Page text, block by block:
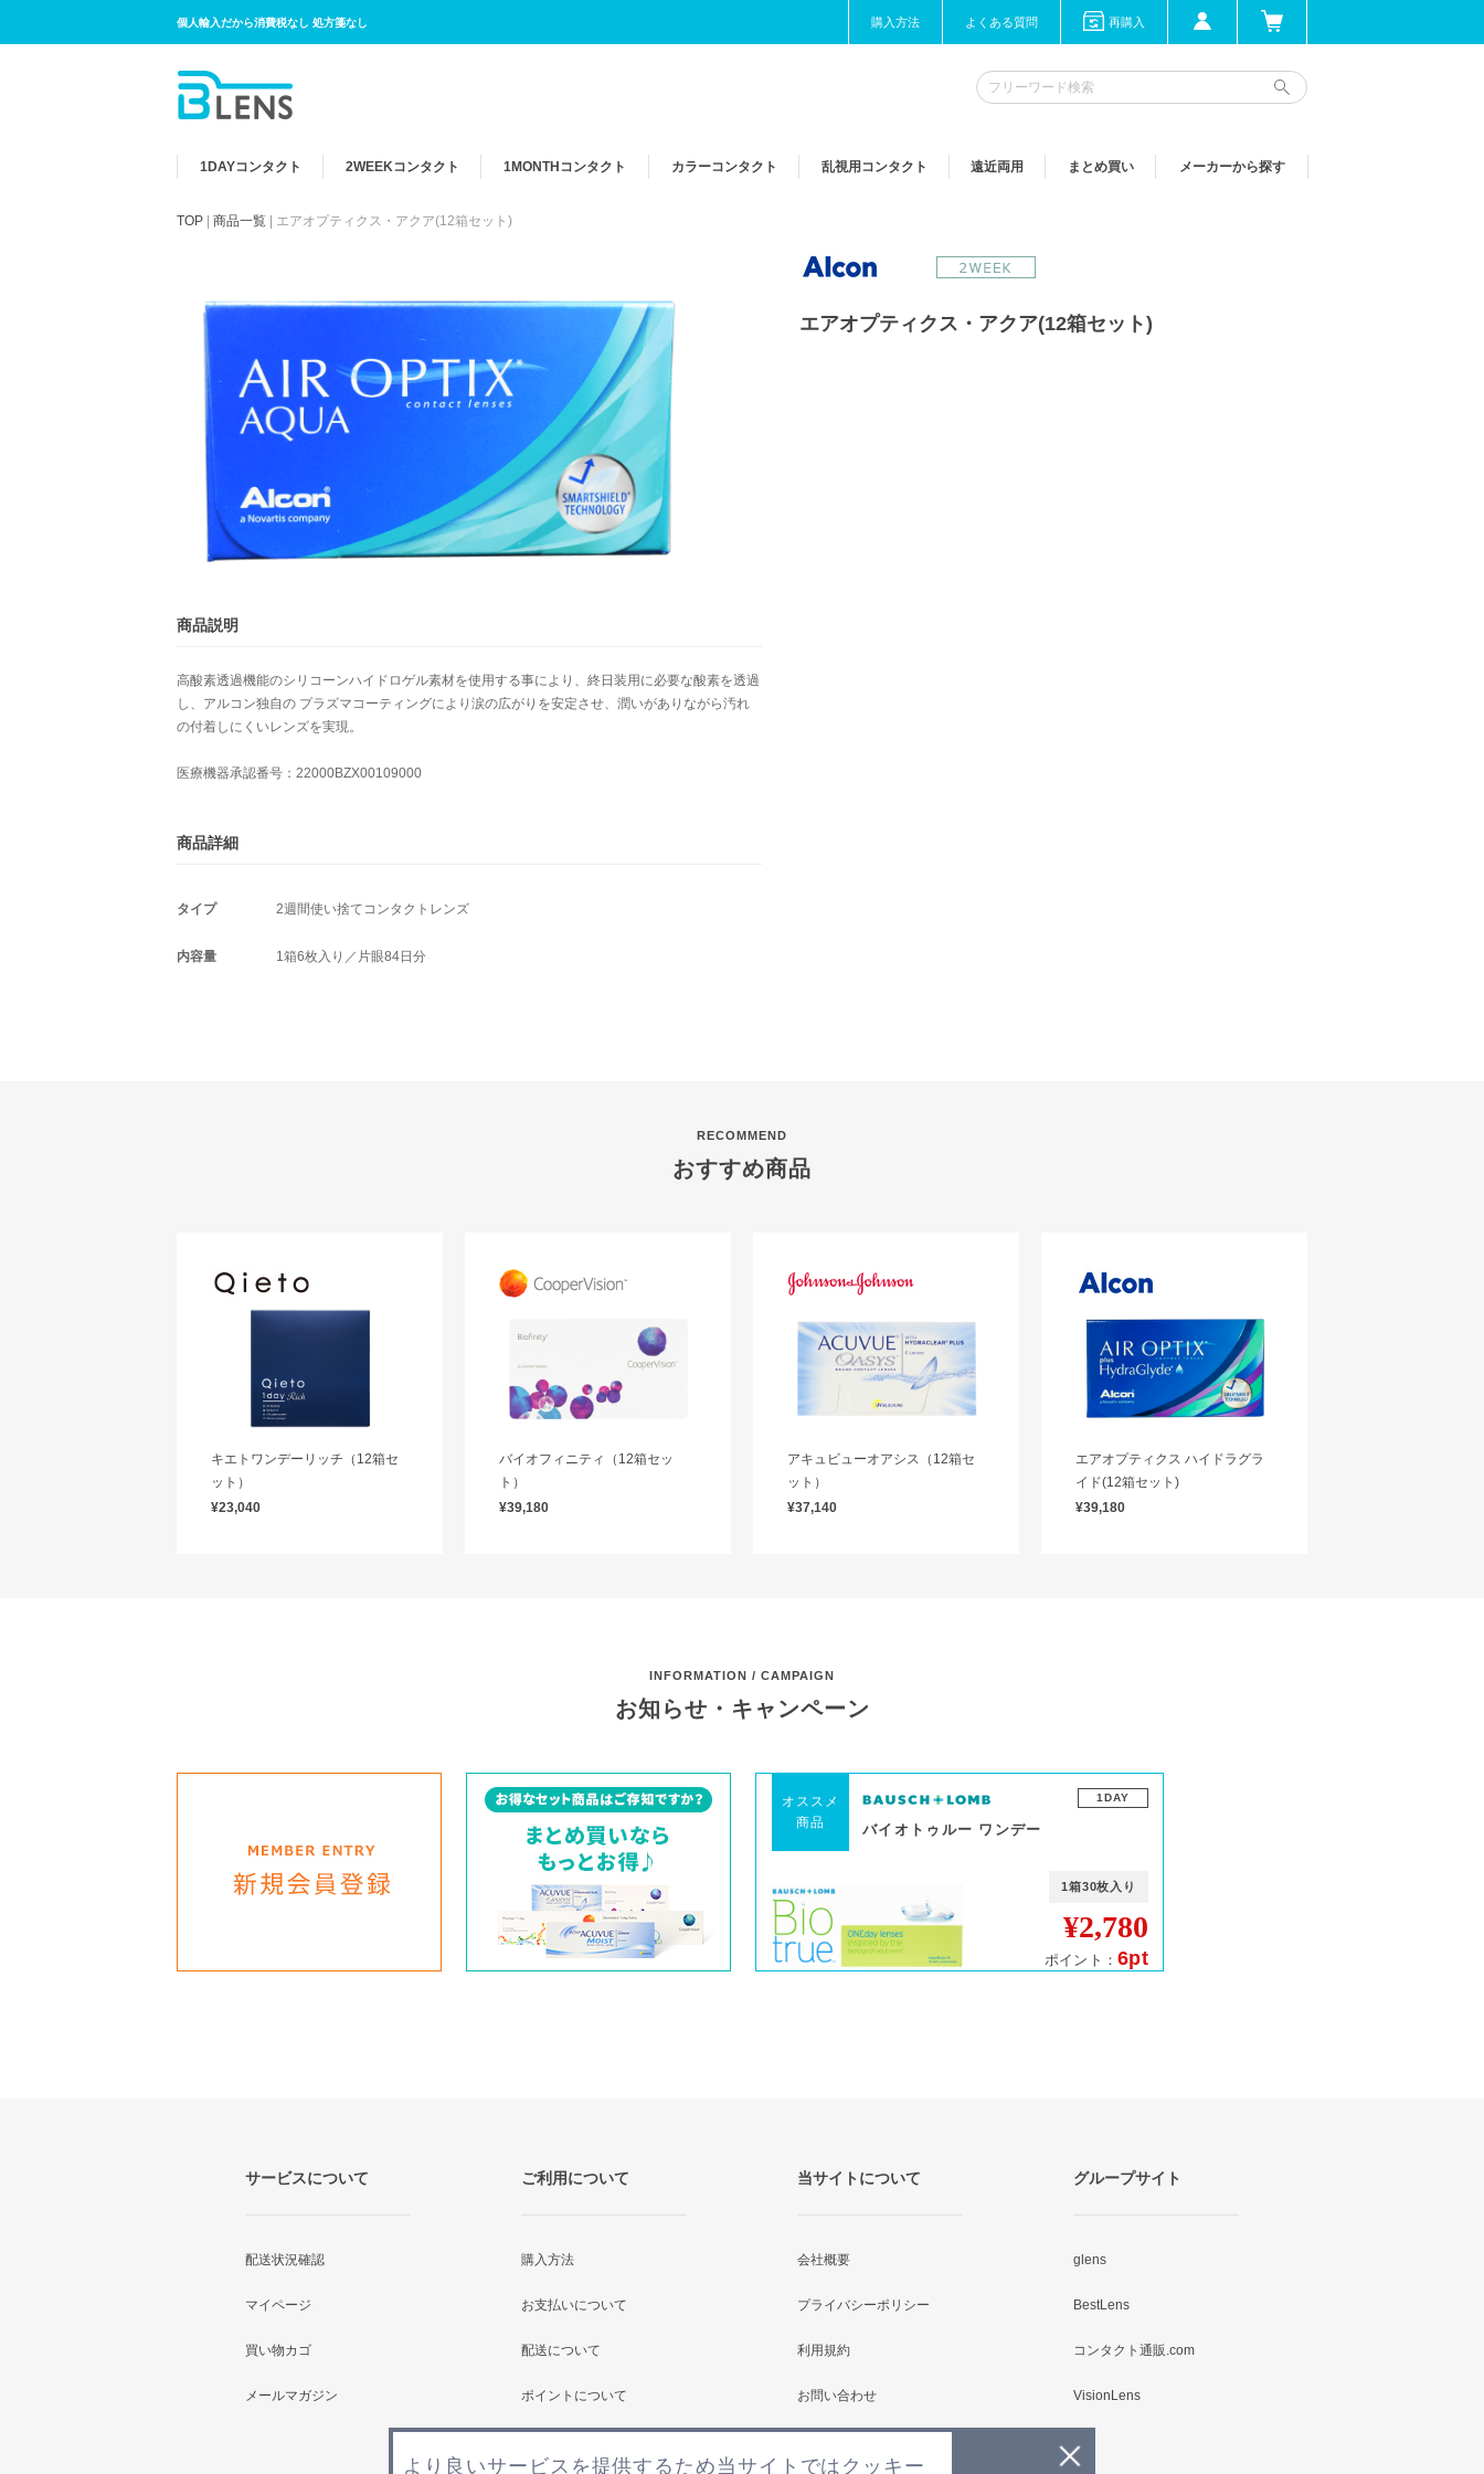
個人輸入だから消費税なし 処方箋なし 購入方法 よくある質問 再購入
1DAYコンタクト 2WEEKコンタクト 1MONTH コンタクト カラーコンタクト 乱視用 コンタクト 遠近両用 まとめ買い メーカーから探す
TOP 商品一覧 エアオプティクス・アクア(12箱セット)
商品説明
高酸素透過機能のシリコーンハイドロゲル素材を使用する事により、終日装用に必要な酸素を透過
し、アルコン独自の プラズマコーティングにより涙の広がりを安定させ、潤いがありながら汚れ
の付着しにくいレンズを実現。
医療機器承認番号：22000BZX00109000
商品詳細
タイプ 2週間使い捨てコンタクトレンズ
内容量 1箱6枚入り／片眼84日分
エアオプティクス・アクア(12箱セット)
RECOMMEND
おすすめ商品
キエトワンデーリッチ（12箱セ
ット）
¥23,040
バイオフィニティ（12箱セッ
ト）
¥39,180
アキュビューオアシス（12箱セ
ット）
¥37,140
エアオプティクス ハイドラグラ
イド(12箱セット)
¥39,180
INFORMATION / CAMPAIGN
お知らせ・キャンペーン
1DAY
オススメ
商品
バイオトゥルー ワンデー
1箱30枚入り
¥2,780
ポイント：6pt
サービスについて
配送状況確認
マイページ
買い物カゴ
メールマガジン
ご利用について
購入方法
お支払いについて
配送について
ポイントについて
当サイトについて
会社概要
プライバシーポリシー
利用規約
お問い合わせ
グループサイト
glens
BestLens
コンタクト通販.com
VisionLens
より良いサービスを提供するため当サイトではクッキー